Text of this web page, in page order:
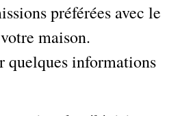
préférées avec le
maison.
quelques informations